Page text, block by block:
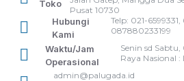
Toko
Pusat 10730
Hubungi
Kami
Telp: 021-
087880233199
Waktu/Jam
Operasional
Senin sd
Raya Nasional :
admin@palugada.id